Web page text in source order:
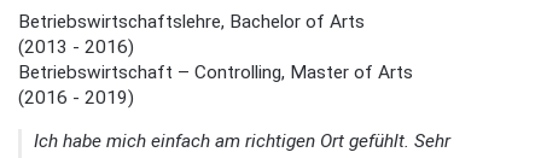
Betriebswirtschaftslehre, Bachelor of Arts
(2013 - 2016)
Betriebswirtschaft – Controlling, Master of Arts
(2016 - 2019)
Ich habe mich einfach am richtigen Ort gefühlt. Sehr